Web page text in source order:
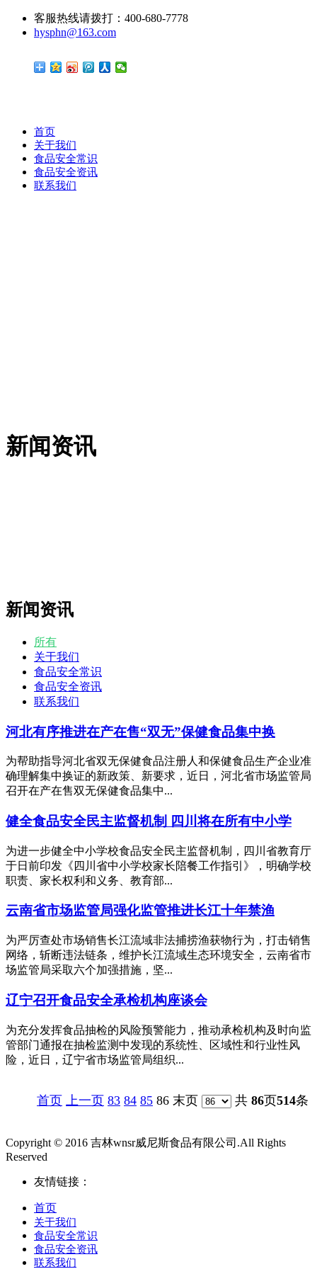
客服热线请拨打：400-680-7778
hysphn@163.com
首页
关于我们
食品安全常识
食品安全资讯
联系我们
新闻资讯
新闻资讯
所有
关于我们
食品安全常识
食品安全资讯
联系我们
河北有序推进在产在售“双无”保健食品集中换
为帮助指导河北省双无保健食品注册人和保健食品生产企业准
确理解集中换证的新政策、新要求，近日，河北省市场监管局
召开在产在售双无保健食品集中...
健全食品安全民主监督机制 四川将在所有中小学
为进一步健全中小学校食品安全民主监督机制，四川省教育厅
于日前印发《四川省中小学校家长陪餐工作指引》，明确学校
职责、家长权利和义务、教育部...
云南省市场监管局强化监管推进长江十年禁渔
为严厉查处市场销售长江流域非法捕捞渔获物行为，打击销售
网络，斩断违法链条，维护长江流域生态环境安全，云南省市
场监管局采取六个加强措施，坚...
辽宁召开食品安全承检机构座谈会
为充分发挥食品抽检的风险预警能力，推动承检机构及时向监
管部门通报在抽检监测中发现的系统性、区域性和行业性风
险，近日，辽宁省市场监管局组织...
首页 上一页 83 84 85 86 末页 共 86页514条
Copyright © 2016 吉林wnsr威尼斯食品有限公司.All Rights
Reserved
友情链接：
首页
关于我们
食品安全常识
食品安全资讯
联系我们